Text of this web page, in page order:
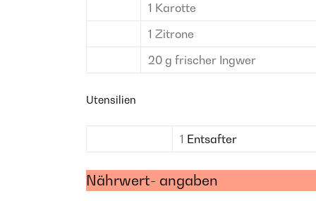
1 Karotte
1 Zitrone
20 g frischer Ingwer
Utensilien
1 Entsafter
Nährwert- angaben